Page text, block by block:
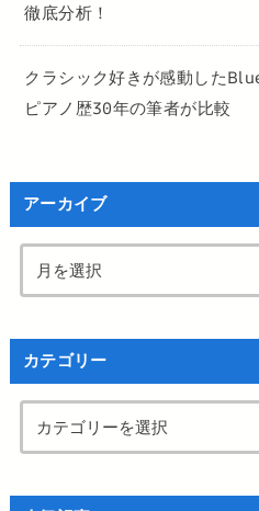
徹底分析！
クラシック好きが感動した
ピアノ歴30年の筆者が比較
アーカイブ
カテゴリー